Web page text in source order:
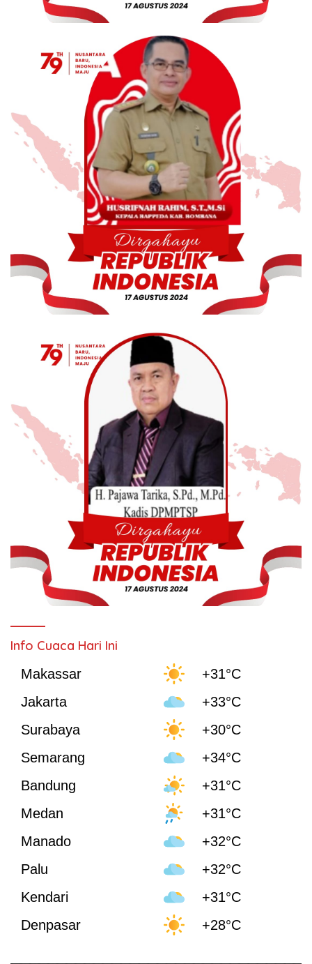
Info Cuaca Hari Ini
Makassar
+31°C
Jakarta
+33°C
Surabaya
+30°C
Semarang
+34°C
Bandung
+31°C
Medan
+31°C
Manado
+32°C
Palu
+32°C
Kendari
+31°C
Denpasar
+28°C